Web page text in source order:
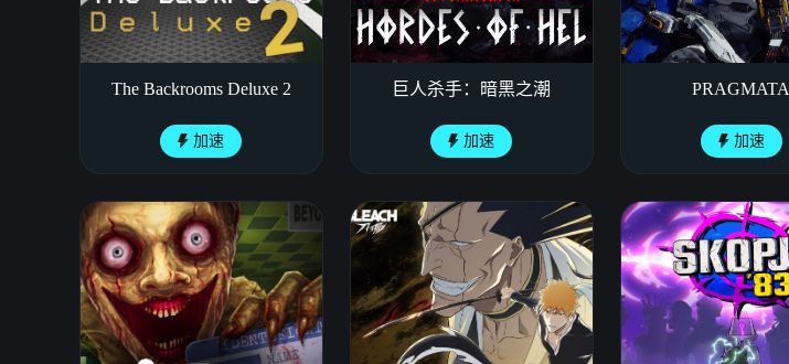
The Backrooms Deluxe 2
加速
巨人杀手：暗黑之潮
加速
PRAGMATA
加速